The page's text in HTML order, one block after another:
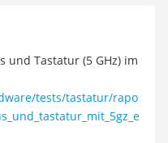
und Tastatur (5 GHz) im
tests/tastatur/rapo